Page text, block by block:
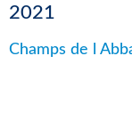
2021
Champs de l